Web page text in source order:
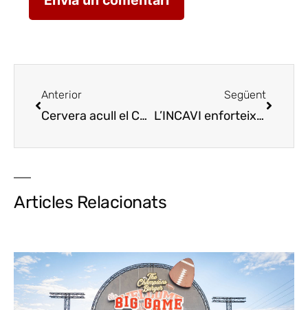
Anterior
Cervera acull el Concurs Millor Sommelier de Catalunya 2024
Següent
L’INCAVI enforteix i actualitza el projecte dels vins del finca qualificada per impulsar el vèrtex de qualitat i tipicitat del vi català
Articles Relacionats